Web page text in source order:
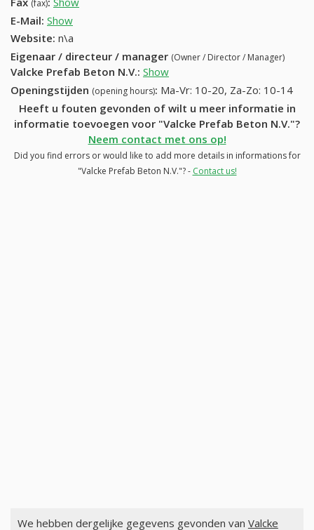
(fax)
E-Mail: Show
Website: n\a
Eigenaar / directeur / manager (Owner / Director / Manager)
Valcke Prefab Beton N.V.: Show
Openingstijden (opening hours): Ma-Vr: 10-20, Za-Zo: 10-14
Heeft u fouten gevonden of wilt u meer informatie in
informatie toevoegen voor "Valcke Prefab Beton N.V."?
Neem contact met ons op!
Did you find errors or would like to add more details in informations for
"Valcke Prefab Beton N.V."? - Contact us!
We hebben dergelijke gegevens gevonden van Valcke